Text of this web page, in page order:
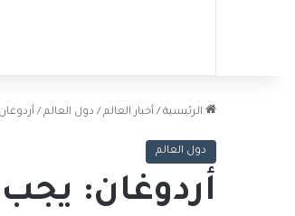
الرئيسية / أخبار العالم / دول العالم /
دول العالم
أردوغان: